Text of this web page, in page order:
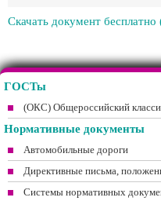
Скачать документ
ГОСТы
(ОКС) Общероссийский
Нормативные документы
Автомобильные дороги
Директивные письма,
Системы нормативных